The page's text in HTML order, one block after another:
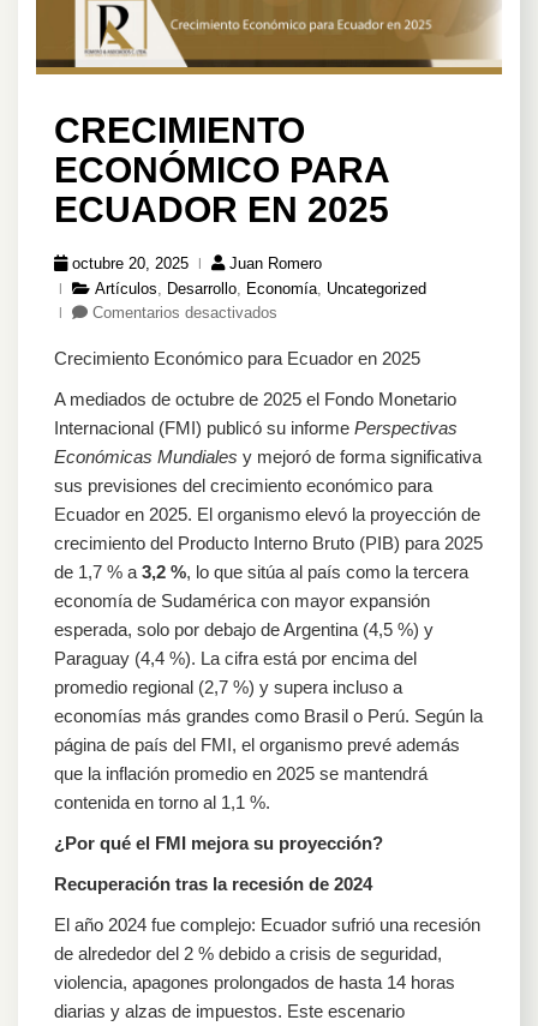
CRECIMIENTO
ECONÓMICO PARA
ECUADOR EN 2025
octubre 20, 2025
Juan Romero
Artículos
Desarrollo Economía Uncategorized
Comentarios desactivados
Económico
Ecuador
en
2025
Crecimiento Económico para Ecuador en 2025
A mediados de octubre de 2025 el Fondo Monetario
Internacional (FMI) publicó su informe Perspectivas
Económicas Mundiales y mejoró de forma significativa
sus previsiones del crecimiento económico para
Ecuador en 2025. El organismo elevó la proyección de
crecimiento del Producto Interno Bruto (PIB) para 2025
de 1,7 % a 3,2 %, lo que sitúa al país como la tercera
economía de Sudamérica con mayor expansión
esperada, solo por debajo de Argentina (4,5 %) y
Paraguay (4,4 %). La cifra está por encima del
promedio regional (2,7 %) y supera incluso a
economías más grandes como Brasil o Perú. Según la
página de país del FMI, el organismo prevé además
que la inflación promedio en 2025 se mantendrá
contenida en torno al 1,1 %.
¿Por qué el FMI mejora su proyección?
Recuperación tras la recesión de 2024
El año 2024 fue complejo: Ecuador sufrió una recesión
de alrededor del 2 % debido a crisis de seguridad,
violencia, apagones prolongados de hasta 14 horas
diarias y alzas de impuestos. Este escenario